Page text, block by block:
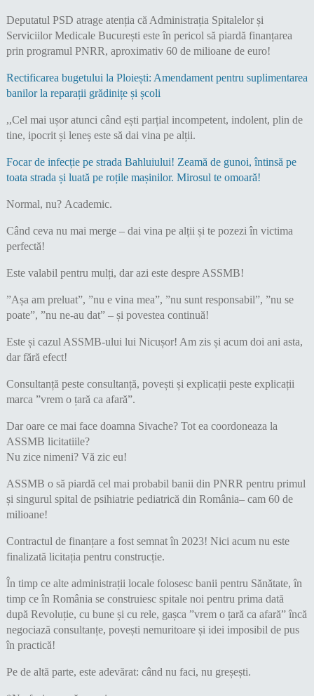
Deputatul PSD atrage atenția că Administrația Spitalelor și
Serviciilor Medicale București este în pericol să piardă finanțarea
prin programul PNRR, aproximativ 60 de milioane de euro!
Rectificarea bugetului la Ploiești: Amendament pentru suplimentarea
banilor la reparații grădinițe și școli
,,Cel mai ușor atunci când ești parțial incompetent, indolent, plin de
tine, ipocrit și leneș este să dai vina pe alții.
Focar de infecție pe strada Bahluiului! Zeamă de gunoi, întinsă pe
toata strada și luată pe roțile mașinilor. Mirosul te omoară!
Normal, nu? Academic.
Când ceva nu mai merge – dai vina pe alții și te pozezi în victima
perfectă!
Este valabil pentru mulți, dar azi este despre ASSMB!
”Așa am preluat”, ”nu e vina mea”, ”nu sunt responsabil”, ”nu se
poate”, ”nu ne-au dat” – și povestea continuă!
Este și cazul ASSMB-ului lui Nicușor! Am zis și acum doi ani asta,
dar fără efect!
Consultanță peste consultanță, povești și explicații peste explicații
marca ”vrem o țară ca afară”.
Dar oare ce mai face doamna Sivache? Tot ea coordoneaza la
ASSMB licitatiile?
Nu zice nimeni? Vă zic eu!
ASSMB o să piardă cel mai probabil banii din PNRR pentru primul
și singurul spital de psihiatrie pediatrică din România– cam 60 de
milioane!
Contractul de finanțare a fost semnat în 2023! Nici acum nu este
finalizată licitația pentru construcție.
În timp ce alte administrații locale folosesc banii pentru Sănătate, în
timp ce în România se construiesc spitale noi pentru prima dată
după Revoluție, cu bune și cu rele, gașca ”vrem o țară ca afară” încă
negociază consultanțe, povești nemuritoare și idei imposibil de pus
în practică!
Pe de altă parte, este adevărat: când nu faci, nu greșești.